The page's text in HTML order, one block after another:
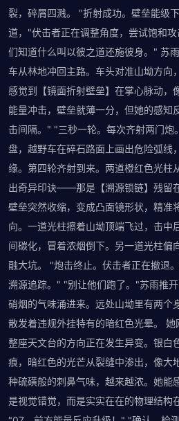
裂，碎屑四溅。 "折射成功。壁垒能级
道，"伏击者正在调整角度，尝试饱和
们知道什么叫以彼之道还施彼身。" 苏
车从林地冲回主路。车头对准山坳方向
感觉到【镜面折射壁垒】在掌心脉动，
能量冲击，壁垒就薄一分，但她的感知
击间隔。" "三秒一轮。每次齐射两门
盘，越野车在碎石路面上画出危险弧线
缘。第四轮齐射到来。两道橙红色光柱
出奇异印诀——那是【溯源锁链】残留
壁垒突然收缩，变成凸面镜形状，精准
向。一道光柱擦着山坳顶端飞过，击中
间碳化，冒着浓烟倒下。另一道光柱偏
融大坑。 "炮击终止。伏击者正在撤退
溯源追踪。" "别让他们跑了。"苏雨推
硝烟的气味涌进来。远处山坳里有两个
散发着违规外挂特有的暗红色光晕。 她
整座天文台的方向正在发生异变。银白
痕，暗红色的光芒从裂缝中渗出，像大
种硫磺般的刺鼻气味，越来越浓。她
是视觉错觉，而是实实在在的物理结构